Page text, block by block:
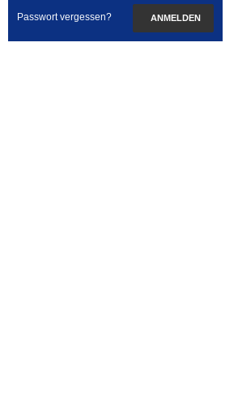
Passwort vergessen? ANMELDEN